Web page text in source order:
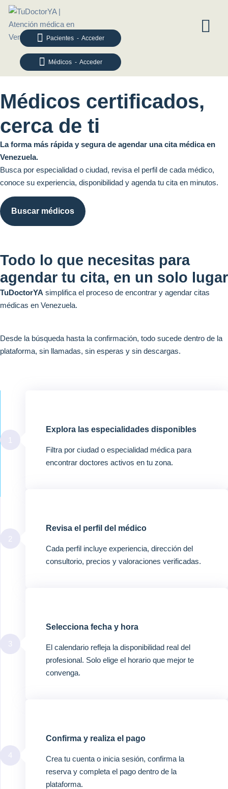
Médicos - Acceder
Pacientes - Acceder
Médicos certificados,
cerca de ti
La forma más rápida y segura de agendar una cita médica en
Venezuela.
Busca por especialidad o ciudad, revisa el perfil de cada médico,
conoce su experiencia, disponibilidad y agenda tu cita en minutos.
Buscar médicos
Todo lo que necesitas para
agendar tu cita, en un solo lugar
TuDoctorYA simplifica el proceso de encontrar y agendar citas
médicas en Venezuela.
Desde la búsqueda hasta la confirmación, todo sucede dentro de la
plataforma, sin llamadas, sin esperas y sin descargas.
Explora las especialidades disponibles
Filtra por ciudad o especialidad médica para
encontrar doctores activos en tu zona.
Revisa el perfil del médico
Cada perfil incluye experiencia, dirección del
consultorio, precios y valoraciones verificadas.
Selecciona fecha y hora
El calendario refleja la disponibilidad real del
profesional. Solo elige el horario que mejor te
convenga.
Confirma y realiza el pago
Crea tu cuenta o inicia sesión, confirma la
reserva y completa el pago dentro de la
plataforma.